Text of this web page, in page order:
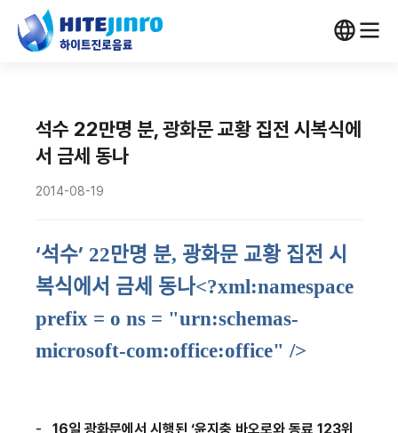
석수 22만명 분, 광화문 교황 집전 시복식에
서 금세 동나
2014-08-19
‘석수’ 22만명 분, 광화문 교황 집전 시
복식에서 금세 동나<?xml:namespace
prefix = o ns = "urn:schemas-
microsoft-com:office:office" />
- 16일 광화문에서 시행된 ‘윤지충 바오로와 동료 123위